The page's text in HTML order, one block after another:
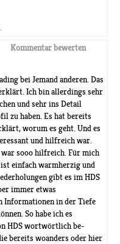
Kommentar bewerten
bei Jemand anderen. Das
Ich bin allerdings sehr
und sehr ins Detail
zu haben. Es hat bereits
worum es geht. Und es
und hilfreich war.
sooo hilfreich. Für mich
einfach warmherzig und
gibt es im HDS
immer etwas
Informationen in der Tiefe
So habe ich es
HDS wortwörtlich be-
bereits woanders oder hier